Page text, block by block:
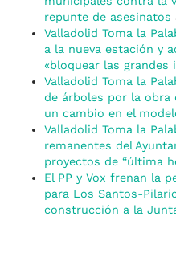
repunte de asesinatos
Valladolid Toma la
a la nueva estación y
«bloquear las grandes
Valladolid Toma la
de árboles por la obra
un cambio en el
Valladolid Toma la
remanentes del
proyectos de “última
El PP y Vox frenan la
para Los Santos-
construcción a la